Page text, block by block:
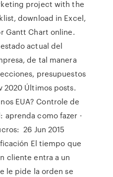
project with the
download in Excel,
Gantt Chart online.
actual del
de tal manera
presupuestos
2020 Últimos posts.
EUA? Controle de
aprenda como fazer ·
26 Jun 2015
El tiempo que
cliente entra a un
le pide la orden se